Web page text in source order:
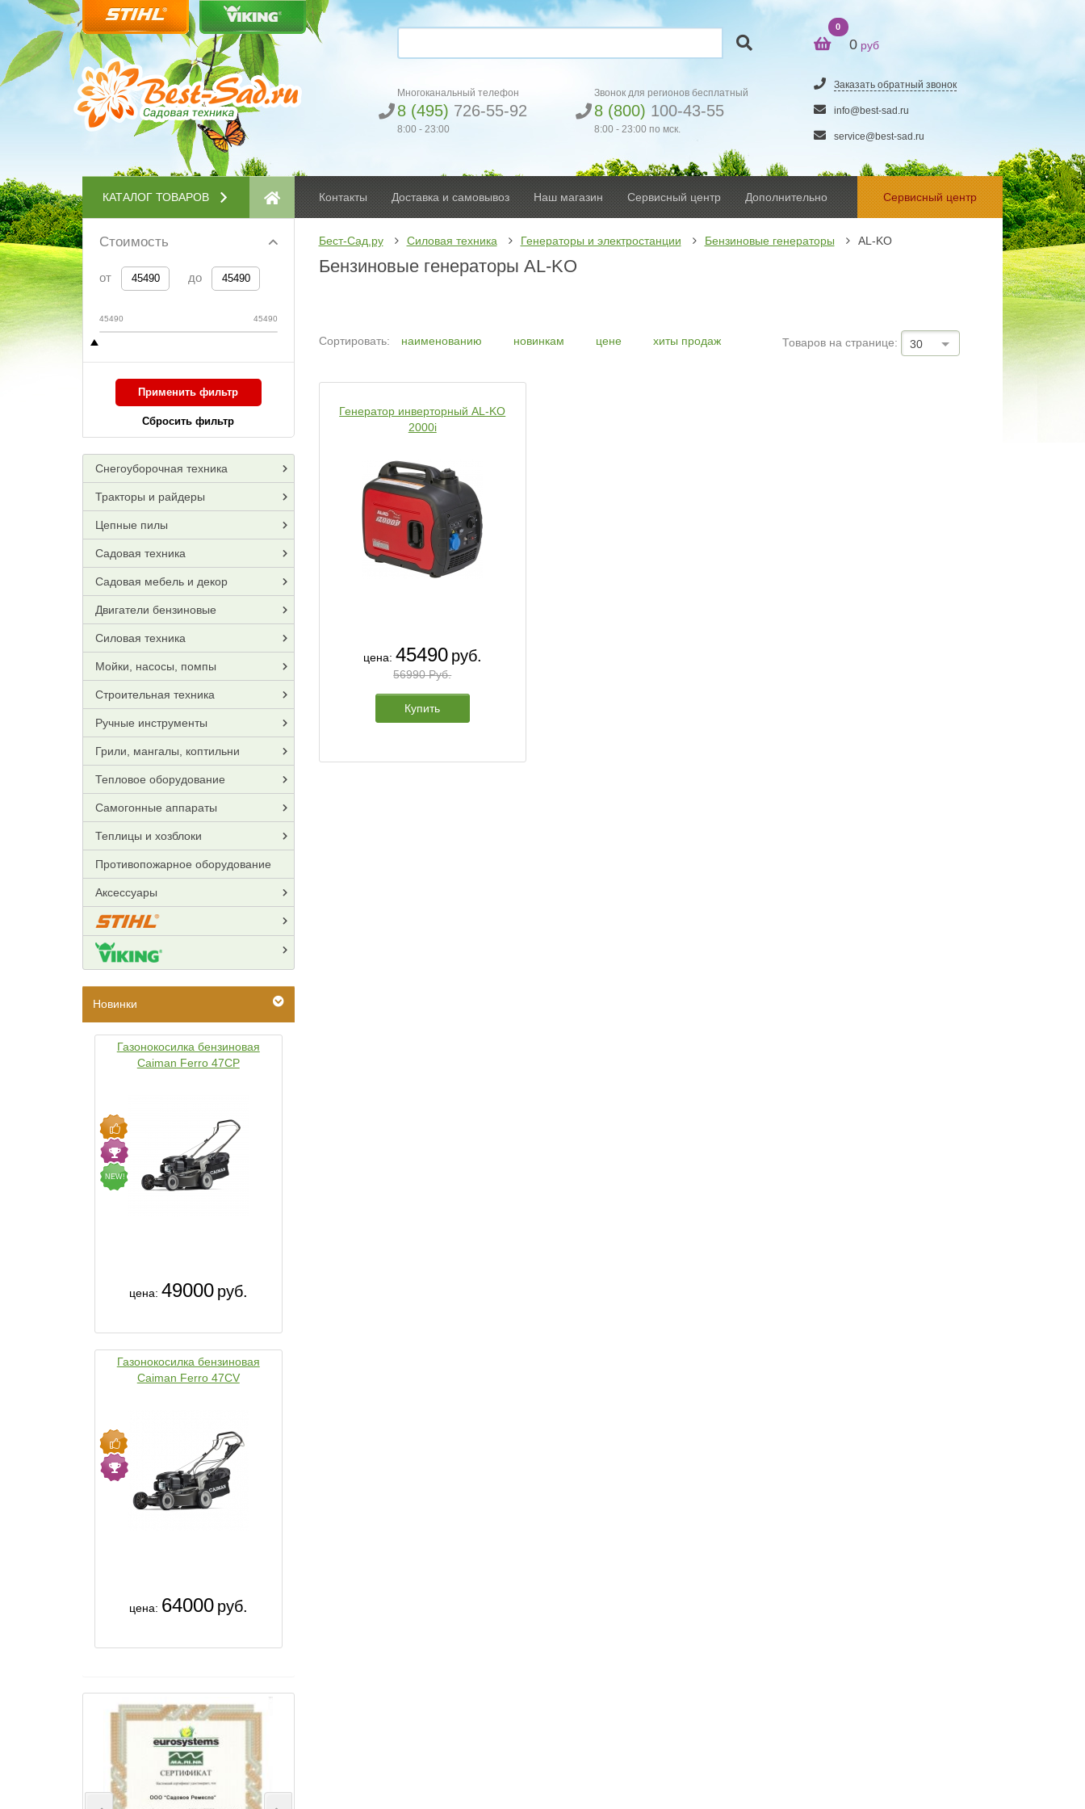
Многоканальный телефон
8 (495) 726-55-92
8:00 - 23:00
Звонок для регионов бесплатный
8 (800) 100-43-55
8:00 - 23:00 по мск.
0
0 руб
Заказать обратный звонок
info@best-sad.ru
service@best-sad.ru
КАТАЛОГ ТОВАРОВ Контакты Доставка и самовывоз Наш магазин Сервисный центр Дополнительно Сервисный центр
Стоимость
от до
45490 45490
Применить фильтр
Сбросить фильтр
Снегоуборочная техника
Тракторы и райдеры
Цепные пилы
Садовая техника
Садовая мебель и декор
Двигатели бензиновые
Силовая техника
Мойки, насосы, помпы
Строительная техника
Ручные инструменты
Грили, мангалы, коптильни
Тепловое оборудование
Самогонные аппараты
Теплицы и хозблоки
Противопожарное оборудование
Аксессуары
Новинки
Газонокосилка бензиновая
Caiman Ferro 47CP
NEW!
цена: 49000 руб.
Газонокосилка бензиновая
Caiman Ferro 47CV
цена: 64000 руб.
Бест-Сад.ру Силовая техника Генераторы и электростанции Бензиновые генераторы AL-KO
Бензиновые генераторы AL-KO
Сортировать: наименованию новинкам цене хиты продаж Товаров на странице: 30
Генератор инверторный AL-KO
2000i
цена: 45490 руб.
56990 Руб.
Купить